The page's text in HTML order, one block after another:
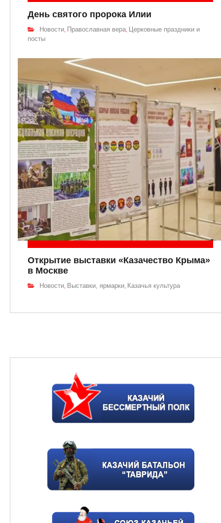
День святого пророка Илии
Новости, Православная вера, Церковные праздники и
посты
Открытие выставки «Казачество Крыма»
в Москве
Новости, Выставки, ярмарки, Казачья культура